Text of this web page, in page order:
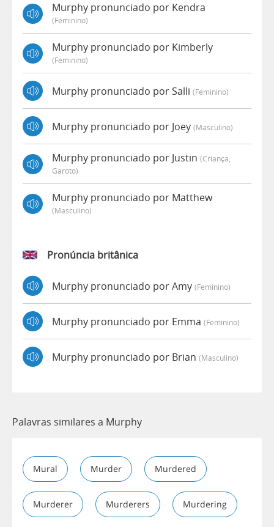
Murphy pronunciado por Kendra
(feminino)
Murphy pronunciado por Kimberly
(feminino)
Murphy pronunciado por Salli (feminino)
Murphy pronunciado por Joey (masculino)
Murphy pronunciado por Justin (criança,
Garoto)
Murphy pronunciado por Matthew
(masculino)
Pronúncia britânica
Murphy pronunciado por Amy (feminino)
Murphy pronunciado por Emma (feminino)
Murphy pronunciado por Brian (masculino)
Palavras similares a Murphy
Mural Murder Murdered
Murderer Murderers Murdering